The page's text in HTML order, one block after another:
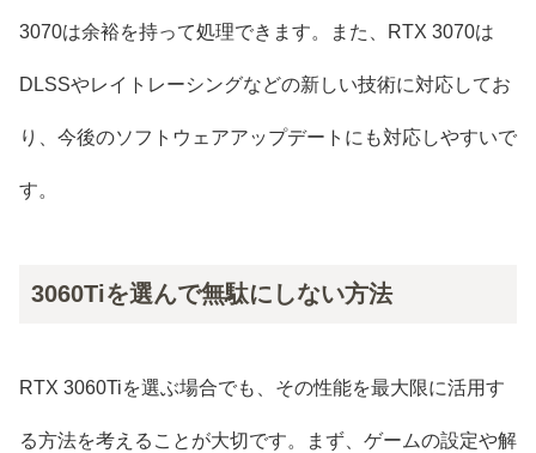
3070は余裕を持って処理できます。また、RTX 3070は
DLSSやレイトレーシングなどの新しい技術に対応してお
り、今後のソフトウェアアップデートにも対応しやすいで
す。
3060Tiを選んで無駄にしない方法
RTX 3060Tiを選ぶ場合でも、その性能を最大限に活用す
る方法を考えることが大切です。まず、ゲームの設定や解